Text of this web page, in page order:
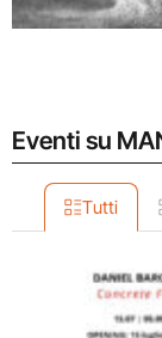
Eventi su
Tutti